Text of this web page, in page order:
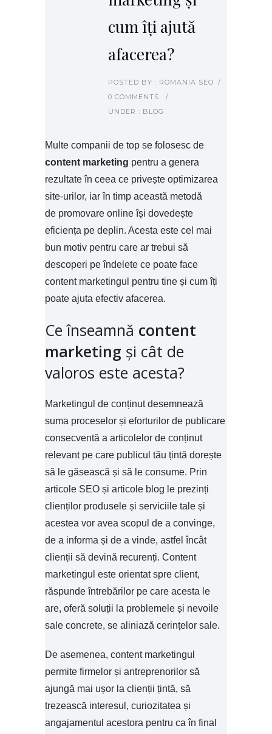
cum îți ajută
afacerea?
POSTED BY : ROMANIA SEO /
0 COMMENTS
/
UNDER : BLOG
Multe companii de top se folosesc de
content marketing pentru a genera
rezultate în ceea ce privește optimizarea
site-urilor, iar în timp această metodă
de promovare online își dovedește
eficiența pe deplin. Acesta este cel mai
bun motiv pentru care ar trebui să
descoperi pe îndelete ce poate face
content marketingul pentru tine și cum îți
poate ajuta efectiv afacerea.
Ce înseamnă content
marketing și cât de
valoros este acesta?
Marketingul de conținut desemnează
suma proceselor și eforturilor de publicare
consecventă a articolelor de conținut
relevant pe care publicul tău țintă dorește
să le găsească și să le consume. Prin
articole SEO și articole blog le prezinți
clienților produsele și serviciile tale și
acestea vor avea scopul de a convinge,
de a informa și de a vinde, astfel încât
clienții să devină recurenți. Content
marketingul este orientat spre client,
răspunde întrebărilor pe care acesta le
are, oferă soluții la problemele și nevoile
sale concrete, se aliniază cerințelor sale.
De asemenea, content marketingul
permite firmelor și antreprenorilor să
ajungă mai ușor la clienții țintă, să
trezească interesul, curiozitatea și
angajamentul acestora pentru ca în final